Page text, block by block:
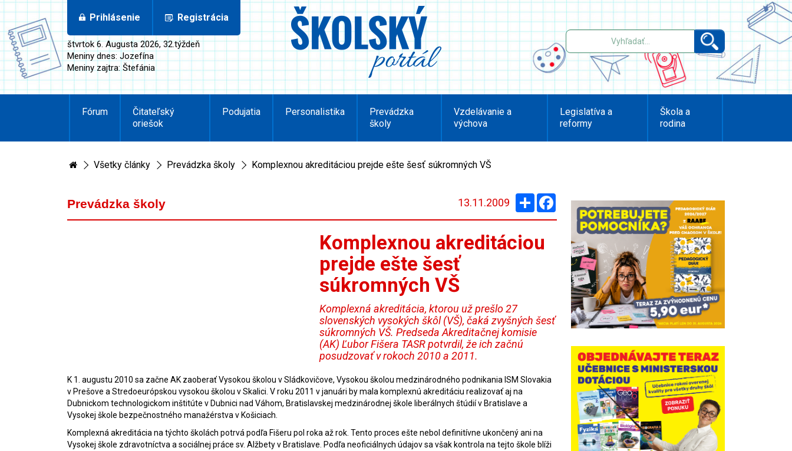
Prihlásenie Registrácia
štvrtok 6. Augusta 2026, 32.týždeň
Meniny dnes: Jozefína
Meniny zajtra: Štefánia
Fórum
Čitateľský
oriešok
Podujatia Personalistika
Prevádzka
školy
Vzdelávanie a
výchova
Legislatíva a
reformy
Škola a
rodina
Všetky články Prevádzka školy Komplexnou akreditáciou prejde ešte šesť súkromných VŠ
Prevádzka školy 13.11.2009 Zdieľaj
Komplexnou akreditáciou
prejde ešte šesť
súkromných VŠ
Komplexná akreditácia, ktorou už prešlo 27
slovenských vysokých škôl (VŠ), čaká zvyšných šesť
súkromných VŠ. Predseda Akreditačnej komisie
(AK) Ľubor Fišera TASR potvrdil, že ich začnú
posudzovať v rokoch 2010 a 2011.
K 1. augustu 2010 sa začne AK zaoberať Vysokou školou v Sládkovičove, Vysokou školou medzinárodného podnikania ISM Slovakia
v Prešove a Stredoeurópskou vysokou školou v Skalici. V roku 2011 v januári by mala komplexnú akreditáciu realizovať aj na
Dubnickom technologickom inštitúte v Dubnici nad Váhom, Bratislavskej medzinárodnej škole liberálnych štúdií v Bratislave a
Vysokej škole bezpečnostného manažérstva v Košiciach.
Komplexná akreditácia na týchto školách potrvá podľa Fišeru pol roka až rok. Tento proces ešte nebol definitívne ukončený ani na
Vysokej škole zdravotníctva a sociálnej práce sv. Alžbety v Bratislave. Podľa neoficiálnych údajov sa však kontrola na tejto škole blíži